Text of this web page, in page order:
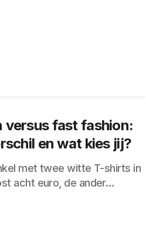
versus fast fashion:
en wat kies jij?
met twee witte T-shirts in
acht euro, de ander…